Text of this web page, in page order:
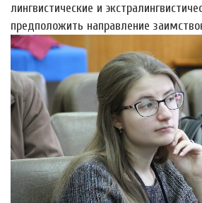
лингвистические и
предположить направление